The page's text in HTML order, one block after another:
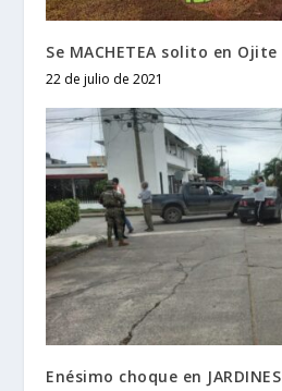
Se MACHETEA solito en Ojite
22 de julio de 2021
Enésimo choque en JARDINES